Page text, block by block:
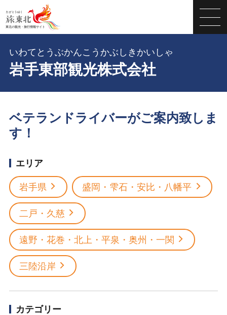
岩手東部観光株式会社
いわてとうぶかんこうかぶしきかいしゃ
ベテランドライバーがご案内致しま
す！
エリア
岩手県 盛岡・雫石・安比・八幡平
二戸・久慈
遠野・花巻・北上・平泉・奥州・一関
三陸沿岸
カテゴリー